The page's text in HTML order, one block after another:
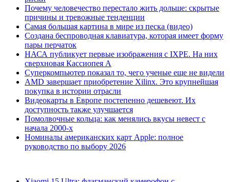
Почему человечество перестало жить дольше: скрытые
причины и тревожные тенденции
Самая большая картина в мире из песка (видео)
Создана беспроводная клавиатура, которая имеет форму
пары перчаток
НАСА публикует первые изображения с IXPE. На них
сверхновая Кассиопея А
Суперкомпьютер показал то, чего ученые еще не видели
AMD завершает приобретение Xilinx. Это крупнейшая
покупка в истории отрасли
Видеокарты в Европе постепенно дешевеют. Их
доступность также улучшается
Помолвочные кольца: как менялись вкусы невест с
начала 2000-х
Номиналы американских карт Apple: полное
руководство по выбору 2026